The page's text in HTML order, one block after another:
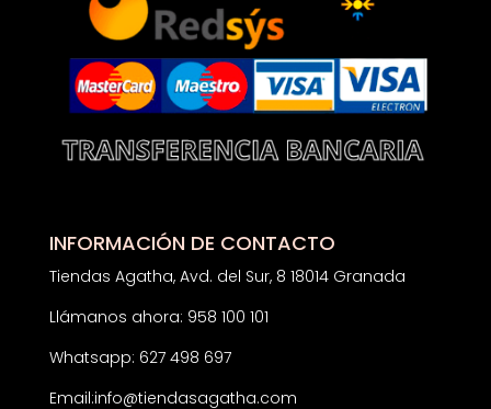
INFORMACIÓN DE CONTACTO
Tiendas Agatha, Avd. del Sur, 8 18014 Granada
Llámanos ahora: 958 100 101
Whatsapp: 627 498 697
Email:info@tiendasagatha.com